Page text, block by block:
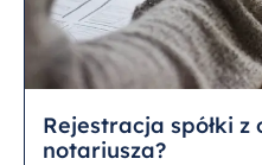
Rejestracja spółki z
notariusza?